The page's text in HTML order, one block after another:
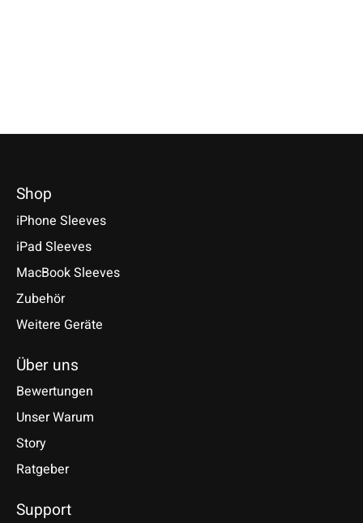
Shop
iPhone Sleeves
iPad Sleeves
MacBook Sleeves
Zubehör
Weitere Geräte
Über uns
Bewertungen
Unser Warum
Story
Ratgeber
Support